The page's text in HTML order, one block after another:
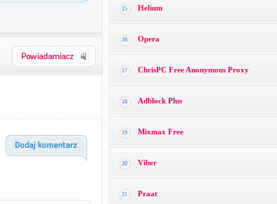
15 Helium
16 Opera
17 ChrisPC Free Anonymous Proxy
18 Adblock Plus
19 Mixmax Free
20 Viber
21 Praat